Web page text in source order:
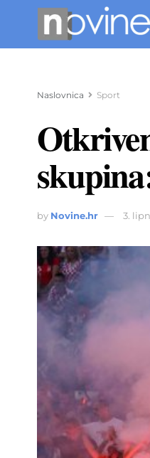
Naslovnica Sport
by Novine.hr 3.